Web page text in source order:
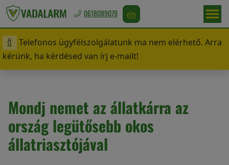
Magyarország
/
Ft
Vadriasztás
0618089079
Telefonos ügyfélszolgálatunk ma nem elérhető. Arra
kérünk, ha kérdésed van írj e-mailt!
Mondj nemet az állatkárra az
ország legütősebb okos
állatriasztójával